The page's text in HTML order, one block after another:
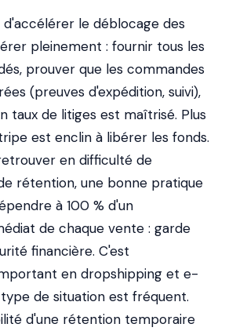
d'accélérer le déblocage des
pleinement : fournir tous les
prouver que les commandes
(preuves d'expédition, suivi),
taux de litiges est maîtrisé. Plus
est enclin à libérer les fonds.
en difficulté de
rétention, une bonne pratique
à 100 % d'un
de chaque vente : garde
financière. C'est
en dropshipping et e-
de situation est fréquent.
d'une rétention temporaire